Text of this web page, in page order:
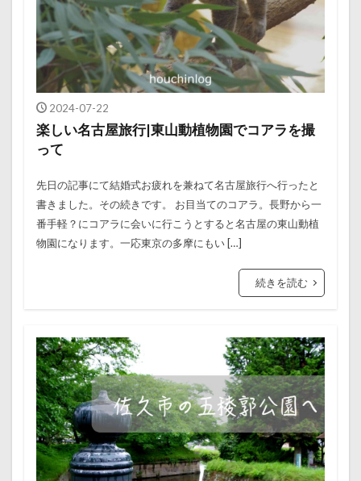
2024-07-22
楽しい名古屋旅行|東山動植物園でコアラを撮
って
先日の記事にて結婚式お疲れを兼ねて名古屋旅行へ行ったと
書きました。その続きです。 お目当てのコアラ。長野から一
番手軽？にコアラに会いに行こうとすると名古屋の東山動植
物園になります。一応東京の多摩にもい […]
続きを読む